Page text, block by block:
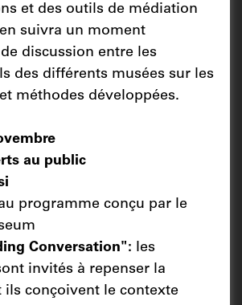
et des outils de médiation
suivra un moment
discussion entre les
des différents musées sur les
méthodes développées.
au public
programme conçu par le
Conversation": les
invités à repenser la
ils conçoivent le contexte